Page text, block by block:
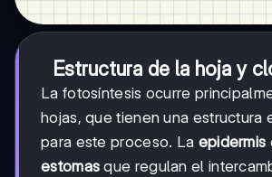
Estructura de la hoja y
La fotosíntesis ocurre
hojas, que tienen una estructura
para este proceso. La epidermis
estomas que regulan el